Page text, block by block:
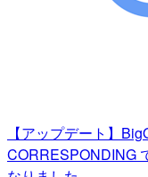
【アップデート】
CORRESPONDING